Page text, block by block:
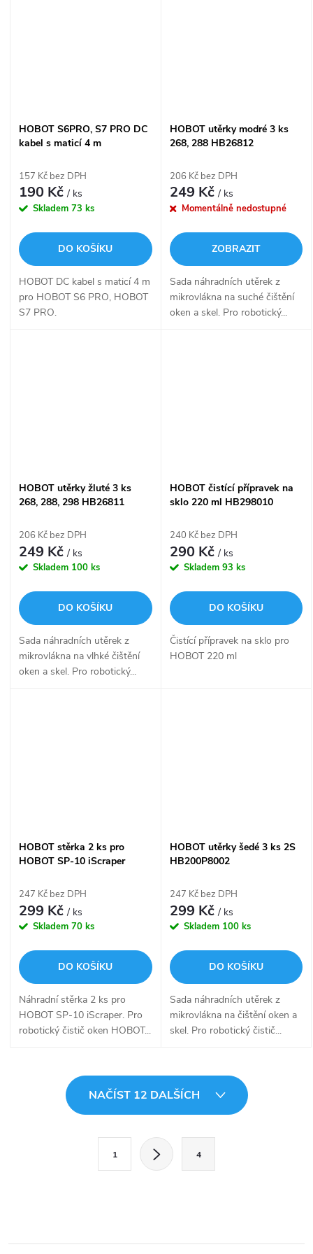
HOBOT S6PRO, S7 PRO DC
kabel s maticí 4 m
157 Kč bez DPH
190 Kč/ ks
Skladem 73 ks
DO KOŠÍKU
HOBOT DC kabel s maticí 4 m
pro HOBOT S6 PRO, HOBOT
S7 PRO.
HOBOT utěrky modré 3 ks
268, 288 HB26812
206 Kč bez DPH
249 Kč/ ks
Momentálně nedostupné
ZOBRAZIT
Sada náhradních utěrek z
mikrovlákna na suché čištění
oken a skel. Pro robotický...
HOBOT utěrky žluté 3 ks
268, 288, 298 HB26811
206 Kč bez DPH
249 Kč/ ks
Skladem 100 ks
DO KOŠÍKU
Sada náhradních utěrek z
mikrovlákna na vlhké čištění
oken a skel. Pro robotický...
HOBOT čistící přípravek na
sklo 220 ml HB298010
240 Kč bez DPH
290 Kč/ ks
Skladem 93 ks
DO KOŠÍKU
Čistící přípravek na sklo pro
HOBOT 220 ml
HOBOT stěrka 2 ks pro
HOBOT SP-10 iScraper
247 Kč bez DPH
299 Kč/ ks
Skladem 70 ks
DO KOŠÍKU
Náhradní stěrka 2 ks pro
HOBOT SP-10 iScraper. Pro
robotický čistič oken HOBOT...
HOBOT utěrky šedé 3 ks 2S
HB200P8002
247 Kč bez DPH
299 Kč/ ks
Skladem 100 ks
DO KOŠÍKU
Sada náhradních utěrek z
mikrovlákna na čištění oken a
skel. Pro robotický čistič...
NAČÍST 12 DALŠÍCH
k
1 4